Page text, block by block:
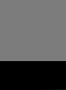
Hírek